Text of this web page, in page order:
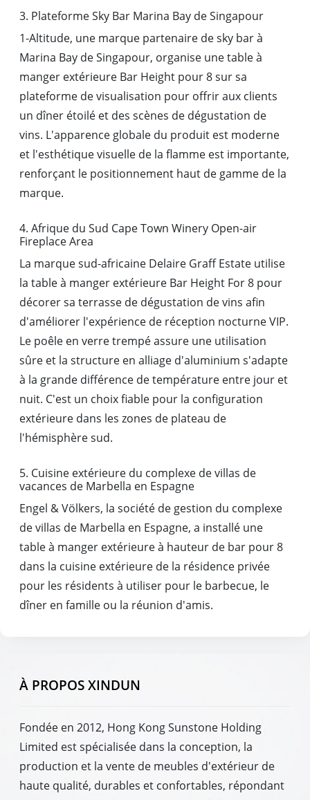
3. Plateforme Sky Bar Marina Bay de Singapour
1-Altitude, une marque partenaire de sky bar à
Marina Bay de Singapour, organise une table à
manger extérieure Bar Height pour 8 sur sa
plateforme de visualisation pour offrir aux clients
un dîner étoilé et des scènes de dégustation de
vins. L'apparence globale du produit est moderne
et l'esthétique visuelle de la flamme est importante,
renforçant le positionnement haut de gamme de la
marque.
4. Afrique du Sud Cape Town Winery Open-air
Fireplace Area
La marque sud-africaine Delaire Graff Estate utilise
la table à manger extérieure Bar Height For 8 pour
décorer sa terrasse de dégustation de vins afin
d'améliorer l'expérience de réception nocturne VIP.
Le poêle en verre trempé assure une utilisation
sûre et la structure en alliage d'aluminium s'adapte
à la grande différence de température entre jour et
nuit. C'est un choix fiable pour la configuration
extérieure dans les zones de plateau de
l'hémisphère sud.
5. Cuisine extérieure du complexe de villas de
vacances de Marbella en Espagne
Engel & Völkers, la société de gestion du complexe
de villas de Marbella en Espagne, a installé une
table à manger extérieure à hauteur de bar pour 8
dans la cuisine extérieure de la résidence privée
pour les résidents à utiliser pour le barbecue, le
dîner en famille ou la réunion d'amis.
À PROPOS XINDUN
Fondée en 2012, Hong Kong Sunstone Holding
Limited est spécialisée dans la conception, la
production et la vente de meubles d'extérieur de
haute qualité, durables et confortables, répondant